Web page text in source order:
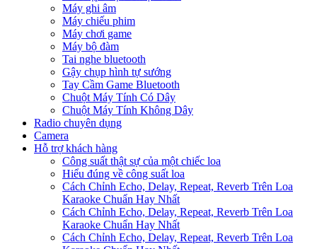
Máy ghi âm
Máy chiếu phim
Máy chơi game
Máy bộ đàm
Tai nghe bluetooth
Gậy chụp hình tự sướng
Tay Cầm Game Bluetooth
Chuột Máy Tính Có Dây
Chuột Máy Tính Không Dây
Radio chuyên dụng
Camera
Hỗ trợ khách hàng
Công suất thật sự của một chiếc loa
Hiểu đúng về công suất loa
Cách Chỉnh Echo, Delay, Repeat, Reverb Trên Loa
Karaoke Chuẩn Hay Nhất
Cách Chỉnh Echo, Delay, Repeat, Reverb Trên Loa
Karaoke Chuẩn Hay Nhất
Cách Chỉnh Echo, Delay, Repeat, Reverb Trên Loa